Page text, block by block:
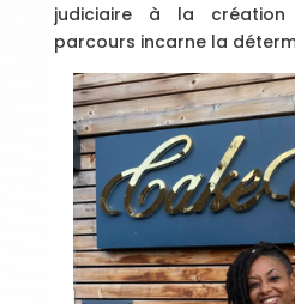
judiciaire à la
parcours incarne la